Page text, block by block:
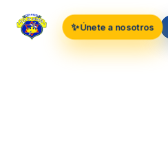
✨Únete a nosotros